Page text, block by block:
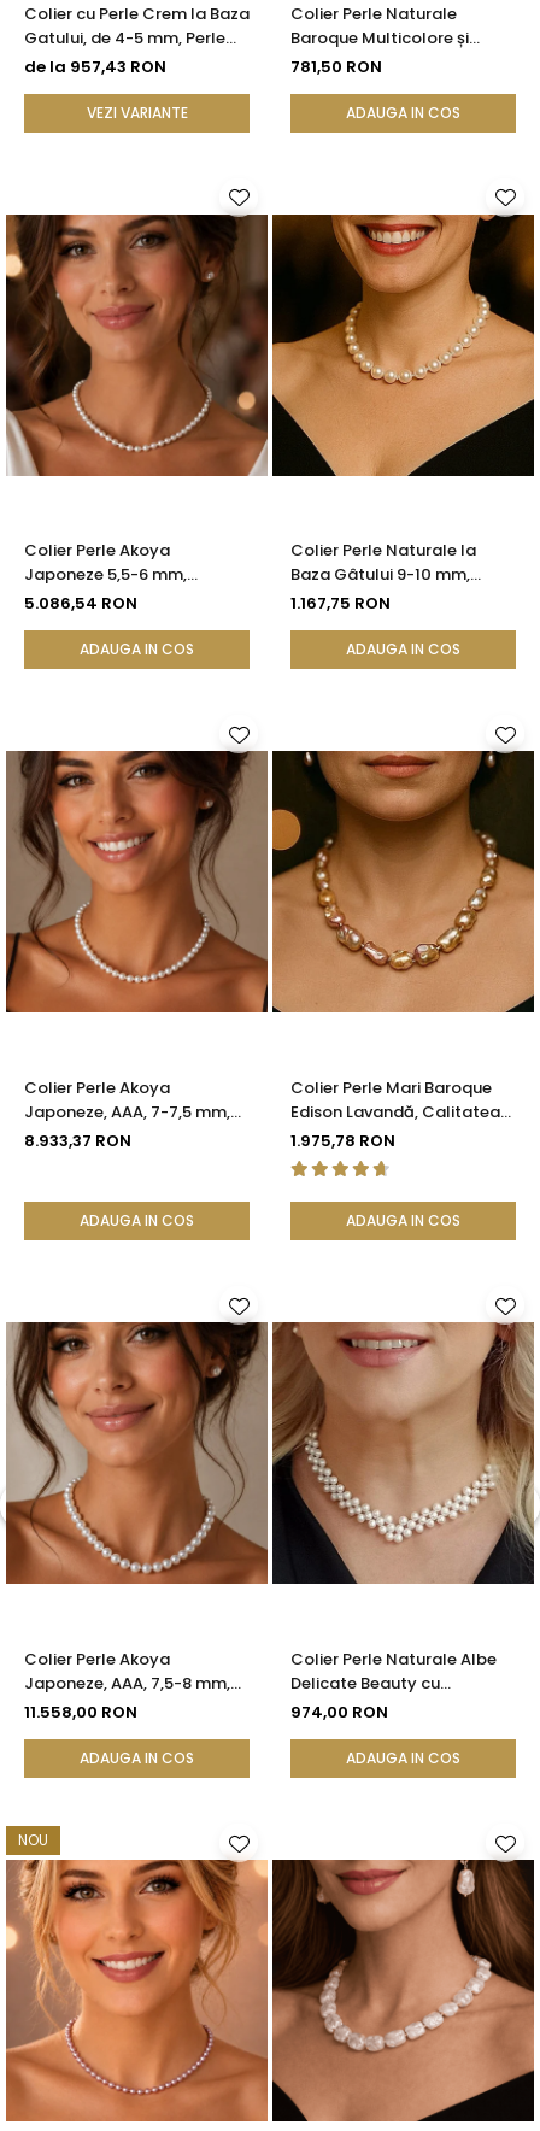
Colier cu Perle Crem la Baza
Gatului, de 4-5 mm, Perle
Rare, Calitate AAA+, Aur 14K
de la 957,43 RON
VEZI VARIANTE
Colier Perle Naturale
Baroque Multicolore și
Închizătoare Argint 925 |
781,50 RON
ADAUGA IN COS
Colier Perle Akoya
Japoneze 5,5-6 mm,
Închizătoare Sferică Aur
5.086,54 RON
ADAUGA IN COS
Colier Perle Naturale la
Baza Gâtului 9-10 mm,
Argint 925, Reglabil |
1.167,75 RON
ADAUGA IN COS
Colier Perle Akoya
Japoneze, AAA, 7-7,5 mm,
Aur Galben 14K | KASKADDA®
8.933,37 RON
ADAUGA IN COS
Colier Perle Mari Baroque
Edison Lavandă, Calitatea
AAA, Aur 14K | KASKADDA®
1.975,78 RON
ADAUGA IN COS
Colier Perle Akoya
Japoneze, AAA, 7,5-8 mm,
Aur Alb 14K | KASKADDA®
11.558,00 RON
ADAUGA IN COS
Colier Perle Naturale Albe
Delicate Beauty cu
Închizătoare Argint |
974,00 RON
ADAUGA IN COS
NOU